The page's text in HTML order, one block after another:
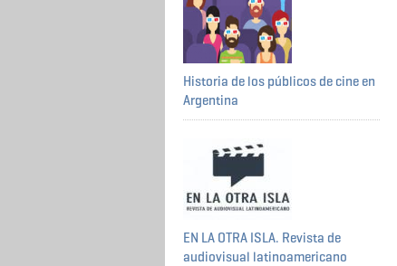
Historia de los públicos de cine en
Argentina
EN LA OTRA ISLA. Revista de
audiovisual latinoamericano